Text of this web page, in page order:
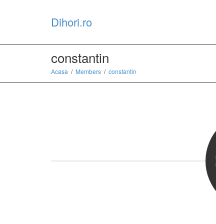
Dihori.ro
constantin
Acasa Members constantin